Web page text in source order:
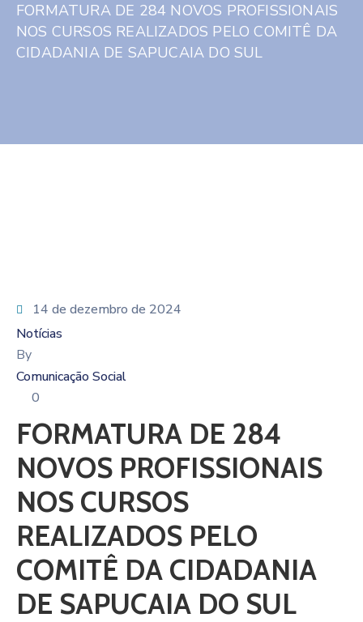
FORMATURA DE 284 NOVOS PROFISSIONAIS
NOS CURSOS REALIZADOS PELO COMITÊ DA
CIDADANIA DE SAPUCAIA DO SUL
14 de dezembro de 2024
Notícias
By
Comunicação Social
0
FORMATURA DE 284
NOVOS PROFISSIONAIS
NOS CURSOS
REALIZADOS PELO
COMITÊ DA CIDADANIA
DE SAPUCAIA DO SUL